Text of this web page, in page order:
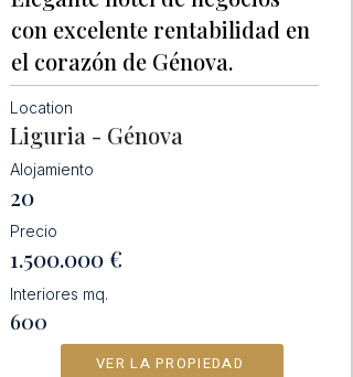
con excelente rentabilidad en
el corazón de Génova.
Location
Liguria - Génova
Alojamiento
20
Precio
1.500.000€
Interiores mq.
600
VER LA PROPIEDAD